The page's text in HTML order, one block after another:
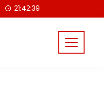
21:42:40